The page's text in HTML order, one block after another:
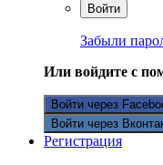
Войти
Забыли
Или войдите с
Войти через
Войти через
Регистрация